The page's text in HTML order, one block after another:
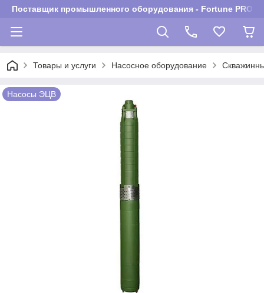
Поставщик промышленного оборудования - Fortune PROM
Товары и услуги Насосное оборудование
Насосы ЭЦВ